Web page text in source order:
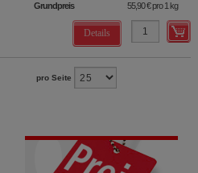
Grundpreis
55,90 €pro 1 kg
Details
pro Seite